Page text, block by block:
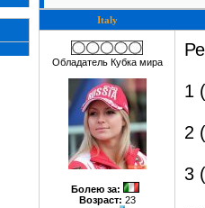
Italy
Обладатель Кубка мира
Болею за:
Возраст: 23
1
2
3